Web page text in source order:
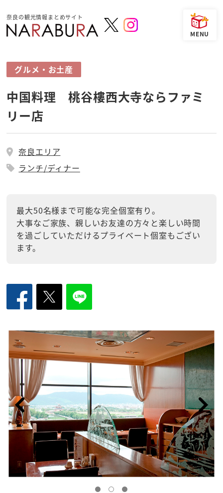
奈良の観光情報まとめサイト
グルメ・お土産
中国料理 桃谷樓西大寺ならファミ
リー店
奈良エリア
ランチ/ディナー
最大50名様まで可能な完全個室有り。
大事なご家族、親しいお友達の方々と楽しい時間
を過ごしていただけるプライベート個室もござい
ます。